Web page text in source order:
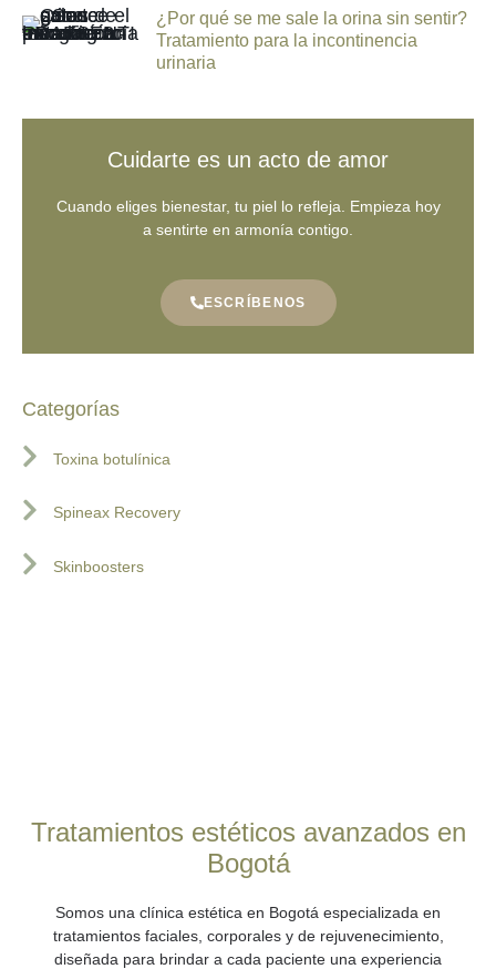
¿Por qué se me sale la orina sin sentir?
Tratamiento para la incontinencia
urinaria
Cuidarte es un acto de amor
Cuando eliges bienestar, tu piel lo refleja. Empieza hoy
a sentirte en armonía contigo.
ESCRÍBENOS
Categorías
Toxina botulínica
Spineax Recovery
Skinboosters
Tratamientos estéticos avanzados en
Bogotá
Somos una clínica estética en Bogotá especializada en
tratamientos faciales, corporales y de rejuvenecimiento,
diseñada para brindar a cada paciente una experiencia